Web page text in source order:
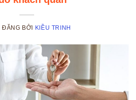
ĐĂNG BỞI KIỀU TRINH